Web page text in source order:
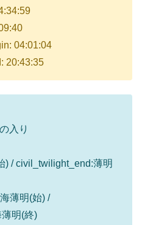
04:01:04
20:43:35
入り
) / civil_twilight_end:薄明
薄明(始) /
明(終)